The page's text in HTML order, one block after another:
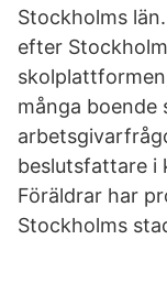
Stockholms
efter
många boende
beslutsfattare i
Föräldrar har
Stockholms